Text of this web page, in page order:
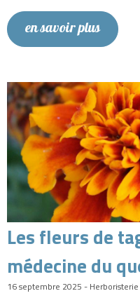
en savoir plus
Les fleurs de
médecine du
16 septembre 2025 - Herboristerie